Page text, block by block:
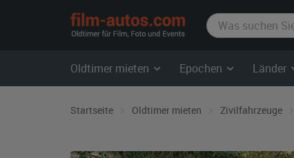
film-
autos.com
Oldtimer mieten Epochen Länder
Startseite Oldtimer mieten Zivilfahrzeuge